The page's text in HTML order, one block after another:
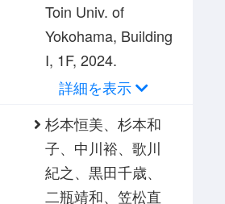
Toin Univ. of
Yokohama, Building
I, 1F, 2024.
詳細を表示
杉本恒美、杉本和
子、中川裕、歌川
紀之、黒田千歳、
二瓶靖和、笠松直